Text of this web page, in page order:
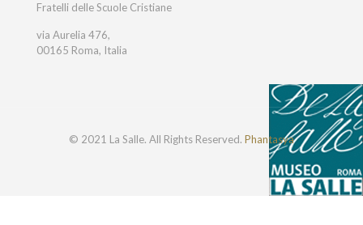
Fratelli delle Scuole Cristiane
via Aurelia 476,
00165 Roma, Italia
© 2021 La Salle. All Rights Reserved. Phantasya